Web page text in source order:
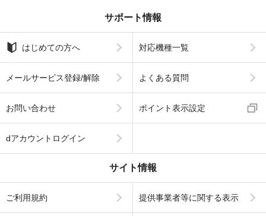
サポート情報
はじめての方へ 対応機種一覧
メールサービス登録/解除 よくある質問
お問い合わせ ポイント表示設定
dアカウントログイン
サイト情報
ご利用規約 提供事業者等に関する表示